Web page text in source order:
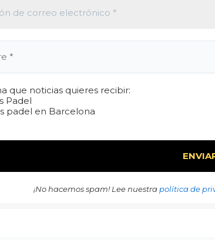
que noticias quieres recibir:
Padel
padel en Barcelona
¡No hacemos spam! Lee nuestra política de